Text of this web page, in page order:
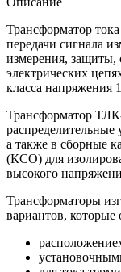
Трансформатор
передачи сигнала
измерения, защиты,
электрических
класса напряжения
Трансформатор
распределительные
а также в сборные
(КСО) для
высокого
Трансформаторы
вариантов, которые